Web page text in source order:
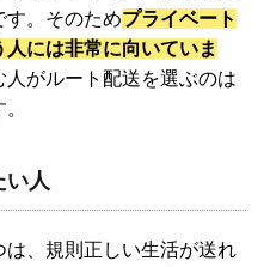
す。そのためプライベート
には非常に向いていま
がルート配送を選ぶのは
い人
、規則正しい生活が送れ